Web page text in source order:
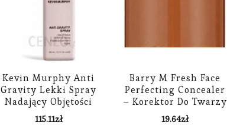
Kevin Murphy Anti
Gravity Lekki Spray
Nadający Objętości
150ml
115.11zł
Barry M Fresh Face
Perfecting Concealer
– Korektor Do Twarzy
16
19.64zł